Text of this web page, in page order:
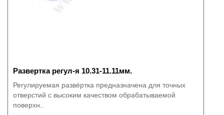
Развертка регул-я 10.31-11.11мм.
Регулируемая развёртка предназначена для точных
отверстий с высоким качеством обрабатываемой
поверхн..